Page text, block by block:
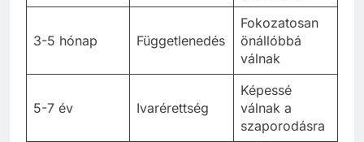
3-5 hónap Függetlenedés
Fokozatosan
önállóbbá
válnak
5-7 év Ivarérettség
Képessé
válnak a
szaporodásra